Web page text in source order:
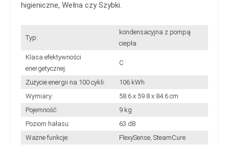
higieniczne, Wełna czy Szybki.
Typ:
kondensacyjna z pompą
ciepła
Klasa efektywności
energetycznej:
C
Zużycie energii na 100 cykli:
106 kWh
Wymiary:
58.6 x 59.8 x 84.6 cm
Pojemność:
9 kg
Poziom hałasu:
63 dB
Ważne funkcje:
FlexySense, SteamCure